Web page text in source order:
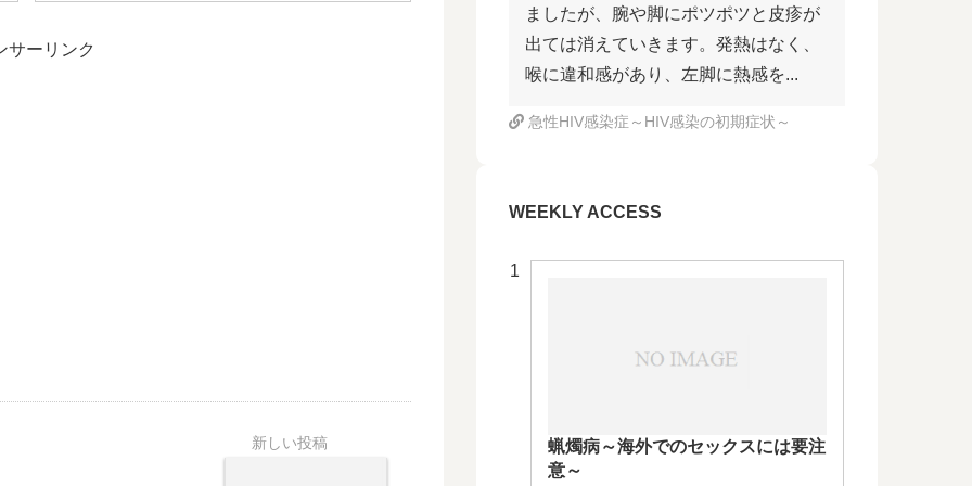
サーリンク
ましたが、腕や脚にポツポツと皮疹が
出ては消えていきます。発熱はなく、
喉に違和感があり、左脚に熱感を...
急性HIV感染症～HIV感染の初期症状～
WEEKLY ACCESS
蝋燭病～海外でのセックスには要注
意～